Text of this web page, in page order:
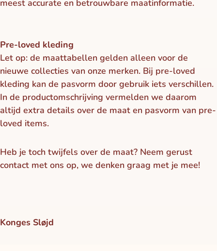
meest accurate en betrouwbare maatinformatie.
Pre-loved kleding
Let op: de maattabellen gelden alleen voor de
nieuwe collecties van onze merken. Bij pre-loved
kleding kan de pasvorm door gebruik iets verschillen.
In de productomschrijving vermelden we daarom
altijd extra details over de maat en pasvorm van pre-
loved items.
Heb je toch twijfels over de maat? Neem gerust
contact met ons op, we denken graag met je mee!
Konges Sløjd